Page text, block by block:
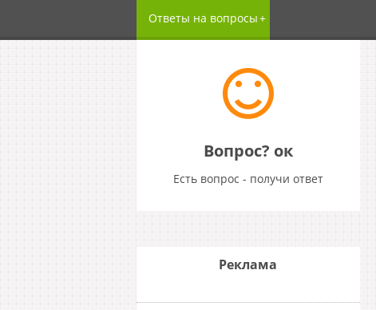
Ответы на вопросы
Вопрос? ок
Есть вопрос - получи ответ
Реклама